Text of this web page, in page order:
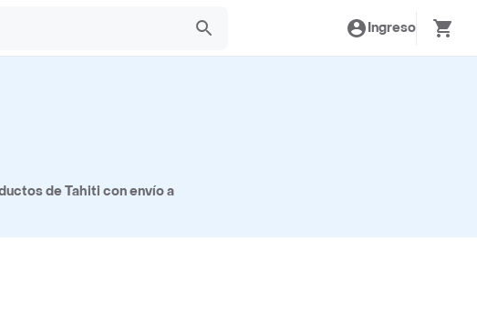
Ingreso
de Tahiti con envío a